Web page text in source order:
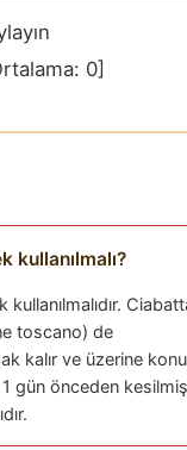
0]
kullanılmalı?
toscano) de
kalır ve üzerine
gün önceden kesilmiş